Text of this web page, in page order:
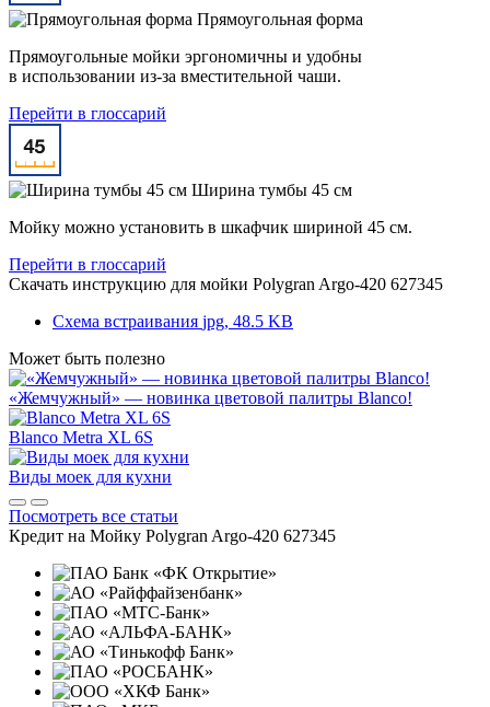
Прямоугольная форма
Прямоугольные мойки эргономичны и удобны
в использовании из-за вместительной чаши.
Перейти в глоссарий
Ширина тумбы 45 см
Мойку можно установить в шкафчик шириной 45 см.
Перейти в глоссарий
Скачать инструкцию для мойки Polygran Argo-420 627345
Схема встраивания jpg, 48.5 KB
Может быть полезно
«Жемчужный» — новинка цветовой палитры Blanco!
Blanco Metra XL 6S
Виды моек для кухни
Посмотреть все статьи
Кредит на Мойку Polygran Argo-420 627345